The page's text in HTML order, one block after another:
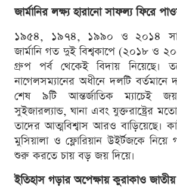
জার্মানির লক্ষ্য হারানো সাফল্য ফিরে
১৯৫৪, ১৯৭৪, ১৯৯০ ও ২০১৪
জার্মানি গত দুই বিশ্বকাপে (২০১৮ ও
গ্রুপ পর্ব থেকেই বিদায় নিয়েছে।
নাগেলসম্যানের অধীনে দলটি বর্তমানে
শেষ ৯টি আন্তর্জাতিক ম্যাচেই
সুইজারল্যান্ড, ঘানা এবং যুক্তরাষ্ট্রের
তাদের আত্মবিশ্বাস আরও বাড়িয়েছে।
মুসিয়ালা ও ফ্লোরিয়ান উইর্টজকে নিয়ে
শুরু করতে চায় বড় জয় দিয়ে।
ইতিহাস গড়ার অপেক্ষায় কুরাকাও